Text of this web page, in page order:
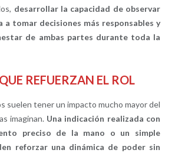
desarrollar la capacidad de observar
a tomar decisiones más responsables y
de ambas partes durante toda la
REFUERZAN EL ROL
suelen tener un impacto mucho mayor del
imaginan. Una indicación realizada con
preciso de la mano o un simple
reforzar una dinámica de poder sin